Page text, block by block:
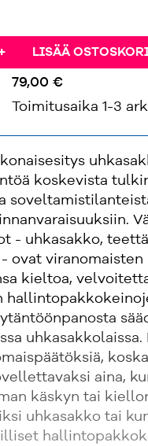
LISÄÄ
79,00 €
Toimitusaika 1-3
koskevista
- uhkasakko,
ovat viranomaisten
kieltoa,
uhkasakkolaissa.
aina,
käskyn tai
uhkasakko tai